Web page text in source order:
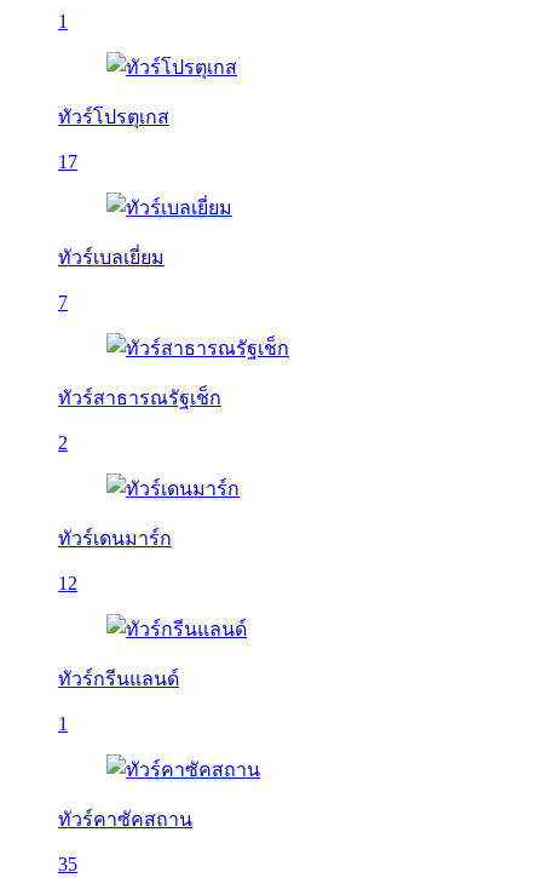
1
ทัวร์โปรตุเกส
17
ทัวร์เบลเยี่ยม
7
ทัวร์สาธารณรัฐเช็ก
2
ทัวร์เดนมาร์ก
12
ทัวร์กรีนแลนด์
1
ทัวร์คาซัคสถาน
35